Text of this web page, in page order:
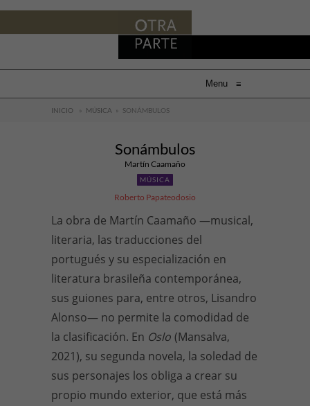
Menu ≡
INICIO » MÚSICA » SONÁMBULOS
Sonámbulos
Martín Caamaño
MÚSICA
Roberto Papateodosio
La obra de Martín Caamaño —musical,
literaria, las traducciones del
portugués y su especialización en
literatura brasileña contemporánea,
sus guiones para, entre otros, Lisandro
Alonso— no permite la comodidad de
la clasificación. En Oslo (Mansalva,
2021), su segunda novela, la soledad de
sus personajes los obliga a crear su
propio mundo exterior, que está más